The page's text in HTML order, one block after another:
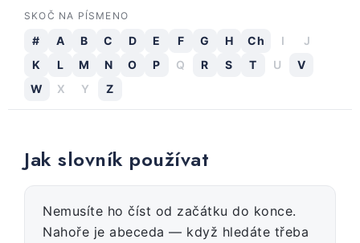
SKOČ NA PÍSMENO
# A B C D E F G H Ch I
J
K
L M N O P Q R S T U
V
W
X Y Z
Jak slovník používat
Nemusíte ho číst od začátku do konce.
Nahoře je abeceda — když hledáte třeba